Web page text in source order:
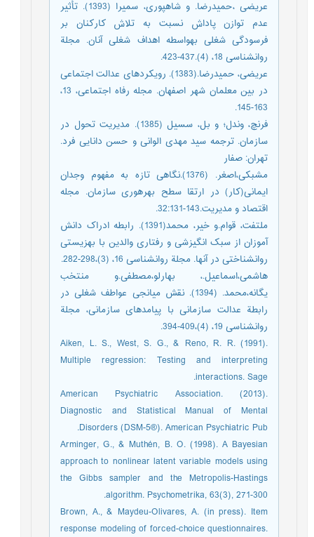
عریضی ،حمیدرضا. و شاهپوری، سمیرا (1393). تأثیر
عدم توازن پاداش نسبت به تلاش کارکنان بر
فرسودگی شغلی بهواسطه اهداف شغلی آنان. مجلة
روانشناسی 18، (4).437-423.
عریضی، حمیدرضا.(1383). رویکردهای عدالت اجتماعی
در بین معلمان شهر اصفهان. مجله رفاه اجتماعی، 13،
163-145.
فرنچ، وندل؛ و بل، سسیل (1385). مدیریت تحول در
سازمان. ترجمه سید مهدی الوانی و حسن دانایی فرد.
تهران: صفار
مشبکی،اصغر. (1376).نگاهی تازه به مفهوم وجدان
ایمانی(کار) در ارتقا سطح بهرهوری سازمان. مجله
اقتصاد و مدیریت.143-32:131.
ملتفت، قوام.و خير، محمد(1391). رابطه ادراک دانش
آموزان از سبک انگیزشی و رفتاری والدین با بهزیستی
روانشناختی در آنها. مجلة روانشناسی 16، (3)،298-282.
هاشمی،اسماعیل.، بهارلو،مصطفی.و منتخب
یگانه،محمد. (1394). نقش میانجی عواطف شغلی در
رابطة عدالت سازمانی با پیامدهای سازمانی، مجلة
روانشناسی 19، (4)،409-394.
Aiken, L. S., West, S. G., & Reno, R. R. (1991).
Multiple regression: Testing and interpreting
interactions. Sage.
American Psychiatric Association. (2013).
Diagnostic and Statistical Manual of Mental
Disorders (DSM-5®). American Psychiatric Pub.
Arminger, G., & Muthén, B. O. (1998). A Bayesian
approach to nonlinear latent variable models using
the Gibbs sampler and the Metropolis-Hastings
algorithm. Psychometrika, 63(3), 271-300.
Brown, A., & Maydeu-Olivares, A. (in press). Item
response modeling of forced-choice questionnaires.